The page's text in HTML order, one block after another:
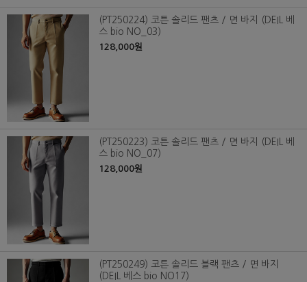
(PT250224) 코튼 솔리드 팬츠 / 면 바지 (DEIL 베
스 bio NO_03)
128,000원
(PT250223) 코튼 솔리드 팬츠 / 면 바지 (DEIL 베
스 bio NO_07)
128,000원
(PT250249) 코튼 솔리드 블랙 팬츠 / 면 바지
(DEIL 베스 bio NO17)